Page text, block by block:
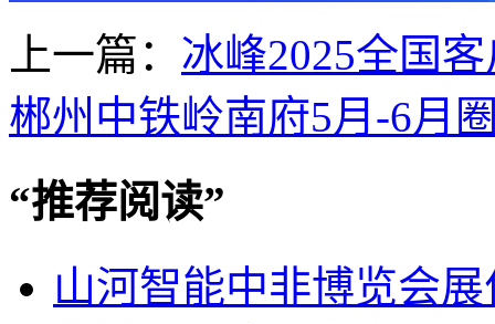
上一篇： 冰峰2025全国
郴州中铁岭南府5月-6月
“推荐阅读”
山河智能中非博览会